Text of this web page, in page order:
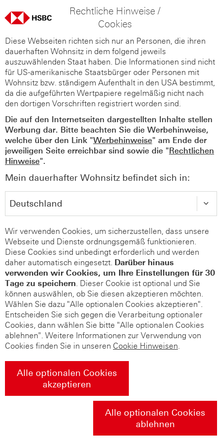
Rechtliche Hinweise /
Cookies
Diese Webseiten richten sich nur an Personen, die ihren
dauerhaften Wohnsitz in dem folgend jeweils
auszuwählenden Staat haben. Die Informationen sind nicht
für US-amerikanische Staatsbürger oder Personen mit
Wohnsitz bzw. ständigem Aufenthalt in den USA bestimmt,
da die aufgeführten Wertpapiere regelmäßig nicht nach
den dortigen Vorschriften registriert worden sind.
Die auf den Internetseiten dargestellten Inhalte stellen
Werbung dar. Bitte beachten Sie die Werbehinweise,
welche über den Link "Werbehinweise" am Ende der
jeweiligen Seite erreichbar sind sowie die "Rechtlichen
Hinweise".
Mein dauerhafter Wohnsitz befindet sich in:
Wir verwenden Cookies, um sicherzustellen, dass unsere
Webseite und Dienste ordnungsgemäß funktionieren.
Diese Cookies sind unbedingt erforderlich und werden
daher automatisch eingesetzt. Darüber hinaus
verwenden wir Cookies, um Ihre Einstellungen für 30
Tage zu speichern. Dieser Cookie ist optional und Sie
können auswählen, ob Sie diesen akzeptieren möchten.
Wählen Sie dazu "Alle optionalen Cookies akzeptieren".
Entscheiden Sie sich gegen die Verarbeitung optionaler
Cookies, dann wählen Sie bitte "Alle optionalen Cookies
ablehnen". Weitere Informationen zur Verwendung von
Cookies finden Sie in unseren Cookie Hinweisen.
Alle optionalen Cookies
akzeptieren
Alle optionalen Cookies
ablehnen